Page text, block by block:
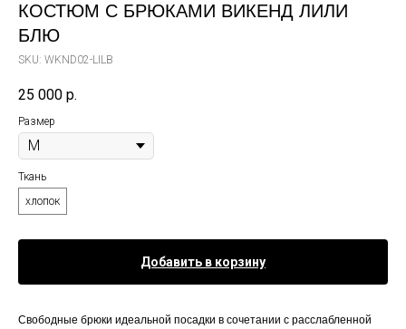
КОСТЮМ С БРЮКАМИ ВИКЕНД ЛИЛИ
БЛЮ
SKU: WKND02-LILB
25 000 р.
Размер
Ткань
хлопок
Добавить в корзину
Свободные брюки идеальной посадки в сочетании с расслабленной